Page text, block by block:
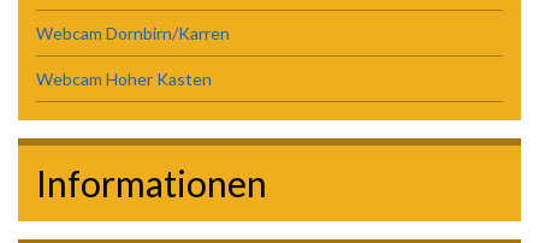
Webcam Dornbirn/Karren
Webcam Hoher Kasten
Informationen